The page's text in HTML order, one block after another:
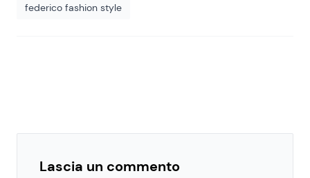
federico fashion style
Lascia un commento